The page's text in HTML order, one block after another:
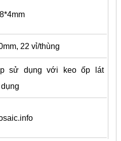
22 vỉ/thùng
sử dụng với keo ốp lát